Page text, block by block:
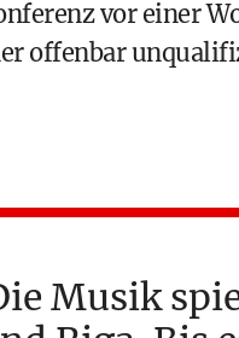
vor einer
offenbar
Musik